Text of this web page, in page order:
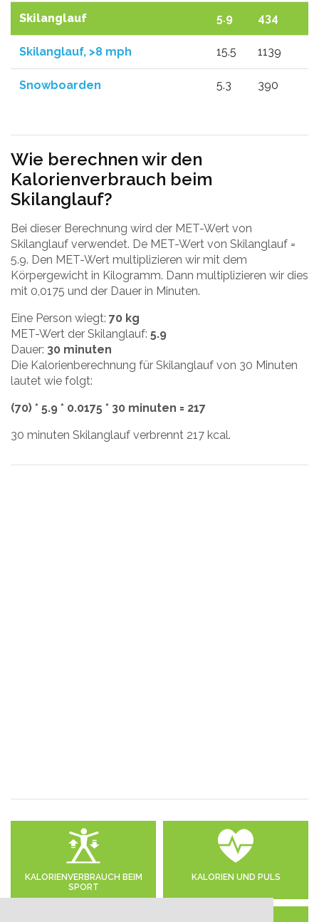
Skilanglauf 5.9 434
Skilanglauf, >8 mph 15.5 1139
Snowboarden 5.3 390
Wie berechnen wir den
Kalorienverbrauch beim
Skilanglauf?
Bei dieser Berechnung wird der MET-Wert von
Skilanglauf verwendet. De MET-Wert von Skilanglauf =
5.9. Den MET-Wert multiplizieren wir mit dem
Körpergewicht in Kilogramm. Dann multiplizieren wir dies
mit 0,0175 und der Dauer in Minuten.
Eine Person wiegt: 70 kg
MET-Wert der Skilanglauf: 5.9
Dauer: 30 minuten
Die Kalorienberechnung für Skilanglauf von 30 Minuten
lautet wie folgt:
(70) * 5.9 * 0.0175 * 30 minuten = 217
30 minuten Skilanglauf verbrennt 217 kcal.
KALORIENVERBRAUCH BEIM
SPORT
KALORIEN UND PULS